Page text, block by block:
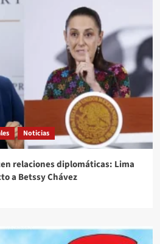
Noticias
relaciones diplomáticas: Lima
a Betssy Chávez